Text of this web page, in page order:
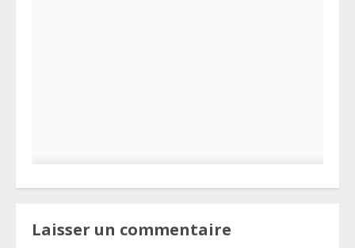
Laisser un commentaire